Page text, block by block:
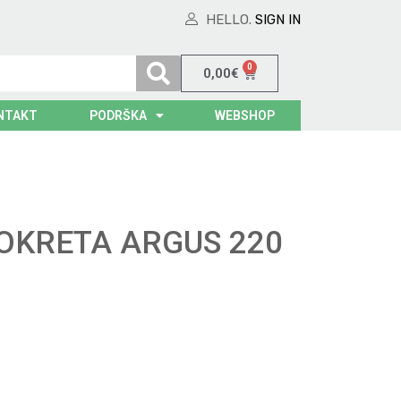
HELLO. SIGN IN
0,00€ 0
PODRŠKA WEBSHOP
ARGUS 220